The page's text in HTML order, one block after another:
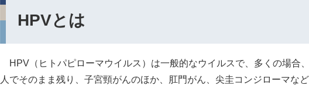
HPVとは
HPV（ヒトパピローマウイルス）は一般的なウイルスで、多くの場合
人でそのまま残り、子宮頸がんのほか、肛門がん、尖圭コンジローマな